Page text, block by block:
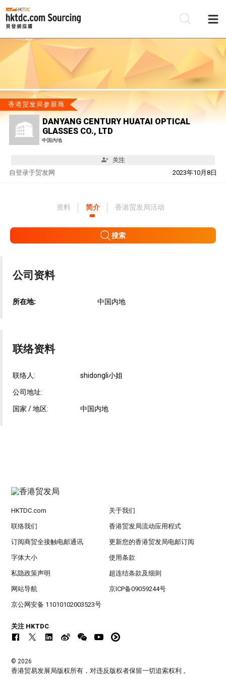
香港贸发局参展商
DANYANG CENTURY HUATAI OPTICAL
GLASSES CO., LTD
中国内地
关注
自 2023年10月8日
登录于贸发网
资料 简介 香港贸发局活动
搜索
公司资料
所在地: 中国内地
联络资料
联络人: shidongli小姐
公司地址:
国家 / 地区: 中国内地
HKTDC.com 关于我们
联络我们 香港贸发局流动应用程式
订阅商贸全接触电邮通讯 更新您的香港贸发局电邮订阅
字体大小 使用条款
私隐政策声明 超连结条款及细则
网站导航 京ICP备09059244号
京公网安备 11010102003523号
关注 HKTDC
© 2026
香港贸易发展局版权所有，对违反版权者保留一切追索权利 。